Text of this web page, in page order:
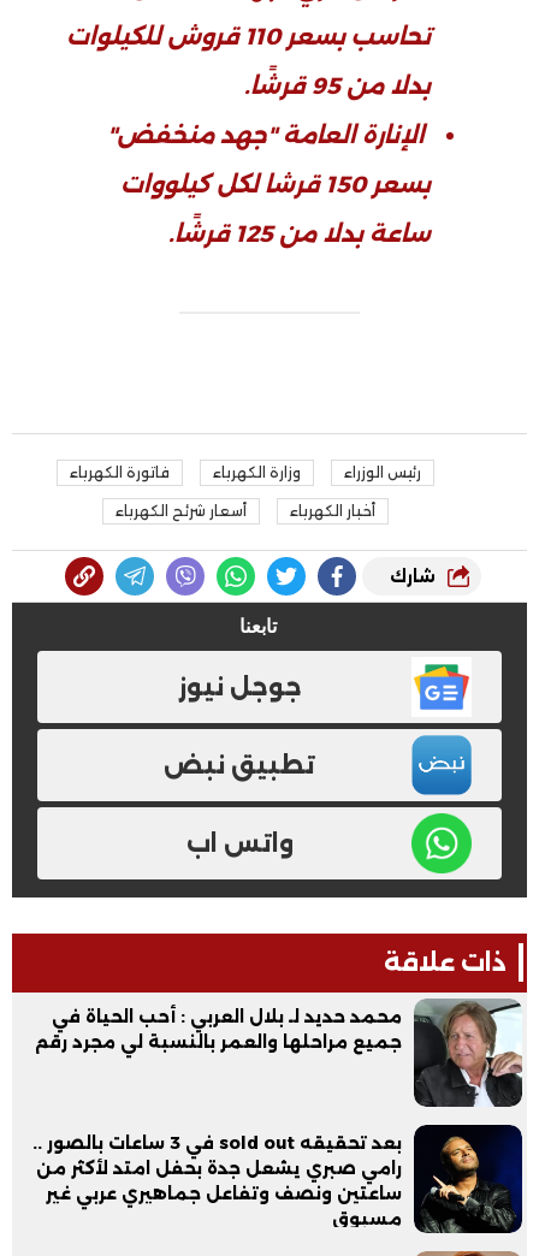
تحاسب بسعر 110 قروش للكيلوات
بدلا من 95 قرشًا.
الإنارة العامة "جهد منخفض"
بسعر 150 قرشا لكل كيلووات
ساعة بدلا من 125 قرشًا.
رئيس الوزراء وزارة الكهرباء فاتورة الكهرباء
أخبار الكهرباء أسعار شرئح الكهرباء
شارك
تابعنا
جوجل نيوز
تطبيق نبض
واتس اب
ذات علاقة
محمد حديد لـ بلال العربي : أحب الحياة في
جميع مراحلها والعمر بالنسبة لي مجرد رقم
بعد تحقيقه sold out في 3 ساعات بالصور ..
رامي صبري يشعل جدة بحفل امتد لأكثر من
ساعتين ونصف وتفاعل جماهيري عربي غير
مسبوق